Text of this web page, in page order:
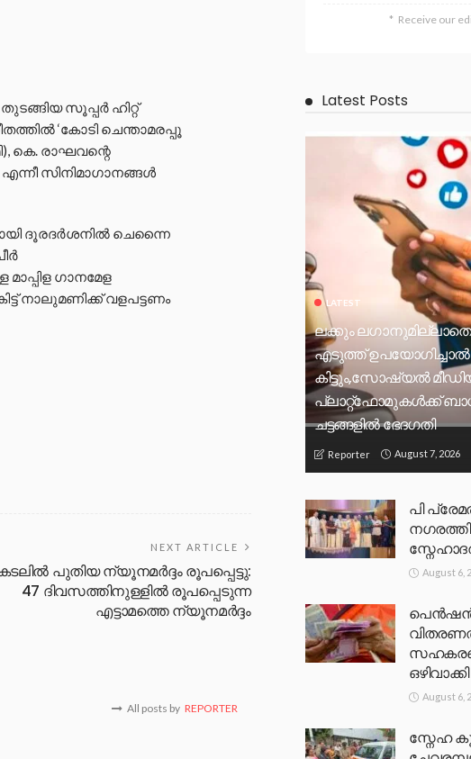
തുടങ്ങിയ സൂപ്പർ ഹിറ്റ്
‘കോടി ചെന്താമരപ്പൂ
കെ. രാഘവന്റെ
സിനിമാഗാനങ്ങൾ
ദൂരദർശനിൽ ചെന്നൈ
ഗാനമേള
നാലുമണിക്ക് വളപട്ടണം
NEXT ARTICLE
പുതിയ ന്യൂനമര്‍ദ്ദം രൂപപ്പെട്ടു:
47 ദിവസത്തിനുള്ളില്‍ രൂപപ്പെടുന്ന
എട്ടാമത്തെ ന്യൂനമര്‍ദ്ദം
All posts by REPORTER
Receive our
Latest Posts
LATEST
ലക്കും
എടുത്ത്
കിട്ടും,സോഷ്യല്‍
പ്ലാറ്റ്‌ഫോമുകള്‍ക്ക്
ചട്ടങ്ങളില്‍ ഭേദഗതി
Reporter August 7, 2026
പി
August 6,
August 6,
സ്നേഹ